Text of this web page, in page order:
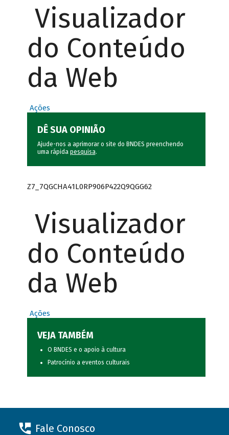
Visualizador
do Conteúdo
da Web
Ações
DÊ SUA OPINIÃO
Ajude-nos a aprimorar o site do BNDES preenchendo
uma rápida pesquisa.
Z7_7QGCHA41L0RP906P422Q9QGG62
Visualizador
do Conteúdo
da Web
Ações
VEJA TAMBÉM
O BNDES e o apoio à cultura
Patrocínio a eventos culturais
Fale Conosco